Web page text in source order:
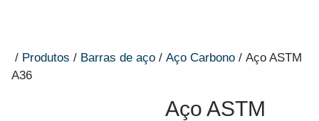
/ Produtos / Barras de aço / Aço Carbono / Aço ASTM
A36
Aço ASTM